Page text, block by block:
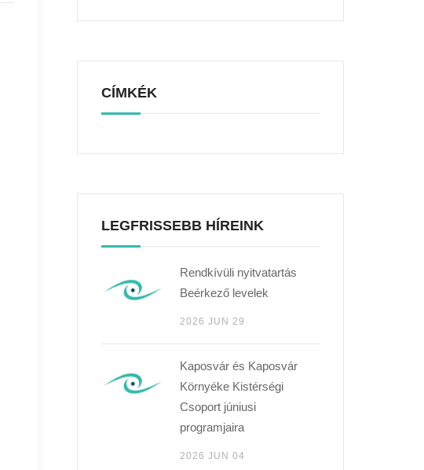
CÍMKÉK
LEGFRISSEBB HÍREINK
Rendkívüli nyitvatartás
Beérkező levelek
2026 JUN 29
Kaposvár és Kaposvár
Környéke Kistérségi
Csoport júniusi
programjaira
2026 JUN 04